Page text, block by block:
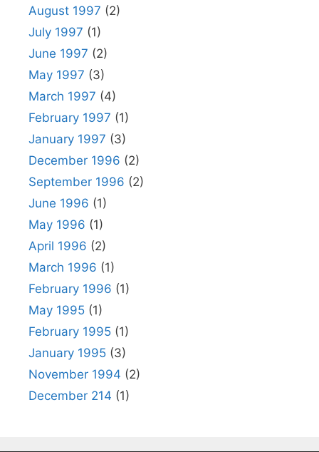
August 1997 (2)
July 1997 (1)
June 1997 (2)
May 1997 (3)
March 1997 (4)
February 1997 (1)
January 1997 (3)
December 1996 (2)
September 1996 (2)
June 1996 (1)
May 1996 (1)
April 1996 (2)
March 1996 (1)
February 1996 (1)
May 1995 (1)
February 1995 (1)
January 1995 (3)
November 1994 (2)
December 214 (1)